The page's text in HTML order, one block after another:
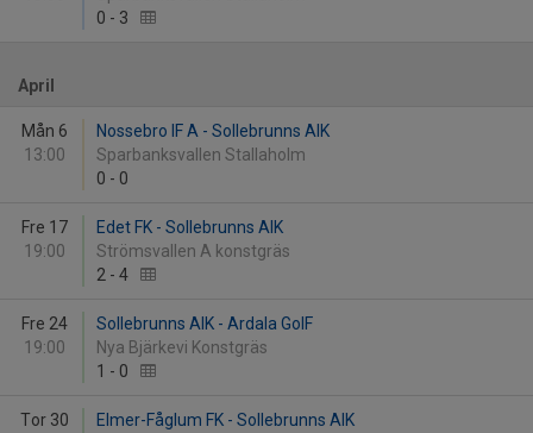
0 - 3
April
Mån 6
13:00
Nossebro IF A - Sollebrunns AIK
Sparbanksvallen Stallaholm
0 - 0
Fre 17
19:00
Edet FK - Sollebrunns AIK
Strömsvallen A konstgräs
2 - 4
Fre 24
19:00
Sollebrunns AIK - Ardala GoIF
Nya Bjärkevi Konstgräs
1 - 0
Tor 30
Elmer-Fåglum FK - Sollebrunns AIK